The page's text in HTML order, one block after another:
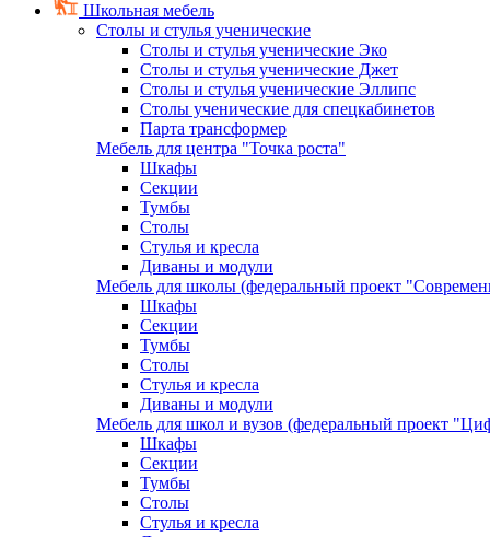
Школьная мебель
Столы и стулья ученические
Столы и стулья ученические Эко
Столы и стулья ученические Джет
Столы и стулья ученические Эллипс
Столы ученические для спецкабинетов
Парта трансформер
Мебель для центра "Точка роста"
Шкафы
Секции
Тумбы
Столы
Стулья и кресла
Диваны и модули
Мебель для школы (федеральный проект
Шкафы
Секции
Тумбы
Столы
Стулья и кресла
Диваны и модули
Мебель для школ и вузов (федеральный проект
Шкафы
Секции
Тумбы
Столы
Стулья и кресла